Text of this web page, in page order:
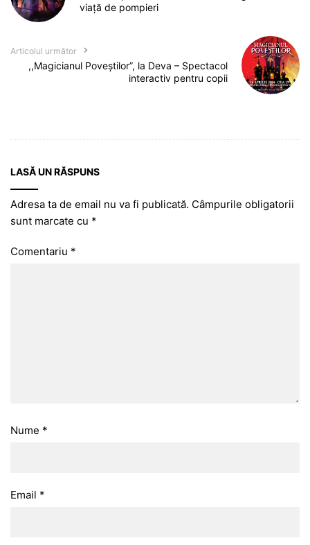
viață de pompieri
Articolul următor
,,Magicianul Poveștilor”, la Deva – Spectacol
interactiv pentru copii
LASĂ UN RĂSPUNS
Adresa ta de email nu va fi publicată. Câmpurile obligatorii
sunt marcate cu *
Comentariu *
Nume *
Email *